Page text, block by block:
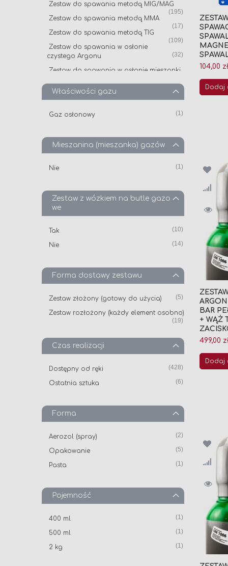
104,00
Dodaj
BAR
+ WĄŻ
499,00
Dodaj
Zestaw do spawania metodą MIG/MAG
195produkt
Zestaw do spawania metodą MMA
17produkt
Zestaw do spawania metodą TIG
109produkt
Zestaw do spawania w osłonie
czystego Argonu
32produkt
Zestaw do spawania w osłonie mieszanki
produkt
Zestaw ze spawarką marki SKANDI KRAFT
3produkt
do użycia)
4produkt
element osobno)
14produkt
Zestaw do cięcia złożony (gotowy do
użycia)
1
Zestaw do spawania aluminium 22
Zestaw do spawania stali nierdzewnej 9
Zestaw akcesoriów ochronnych BHP 12produkt
Właściwości gazu
Gaz osłonowy 1produkt
Mieszanina (mieszanka) gazów
Nie 1produkt
Zestaw z wózkiem na butle gazo
we
Tak 10produkt
Nie 14produkt
Forma dostawy zestawu
Zestaw złożony (gotowy do użycia) 5produkt
Zestaw rozłożony (każdy element osobno)
19produkt
Czas realizacji
Dostępny od ręki 428produkt
Ostatnia sztuka 6produkt
Forma
Aerozol (spray) 2produkt
Opakowanie 5produkt
Pasta 1produkt
Pojemność
400 ml 1produkt
500 ml 1produkt
2 kg 1produkt